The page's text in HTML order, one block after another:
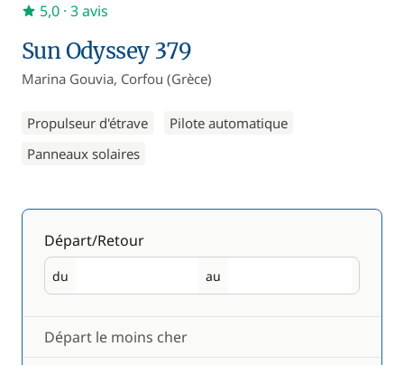
Sun Odyssey 379
Marina Gouvia, Corfou (Grèce)
Propulseur d'étrave
Pilote automatique
Panneaux solaires
5,0 · 3 avis
Départ/Retour
du
Départ au
Retour
Départ le moins cher